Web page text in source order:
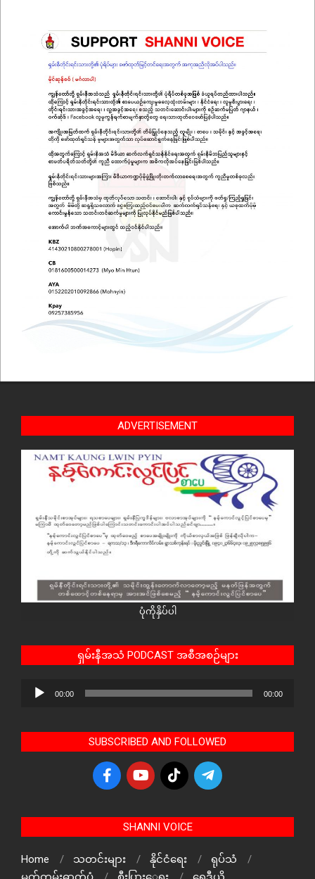
ADVERTISEMENT
ပုံကိုနှိပ်ပါ
ရှမ်းနီအသံ PODCAST အစီအစဉ်များ
Audio
00:00 00:00
SUBSCRIBED AND FOLLOWED
SHANNI VOICE
Home သတင်းများ နိုင်ငံရေး
ရုပ်သံ